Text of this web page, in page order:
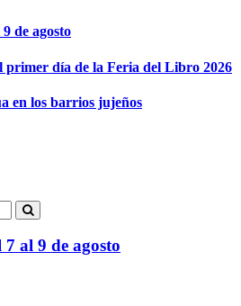
de agosto
primer día de la Feria del Libro 2026
en los barrios jujeños
Search
al 9 de agosto